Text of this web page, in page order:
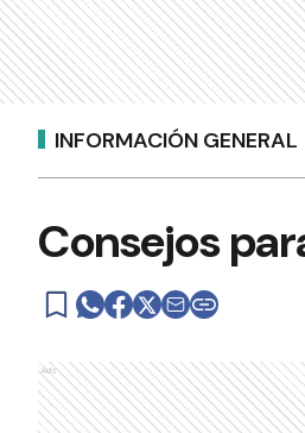
INFORMACIÓN GENERAL
Consejos
Ads